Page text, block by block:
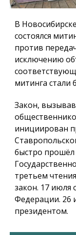
В
состоялся
против
исключению
митинга стали
Закон,
инициирован
быстро прошёл
третьем
закон. 17 июля
Федерации. 26
президентом.